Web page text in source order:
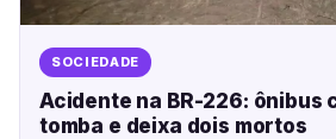
SOCIEDADE
Acidente na BR-226: ônibus
tomba e deixa dois mortos